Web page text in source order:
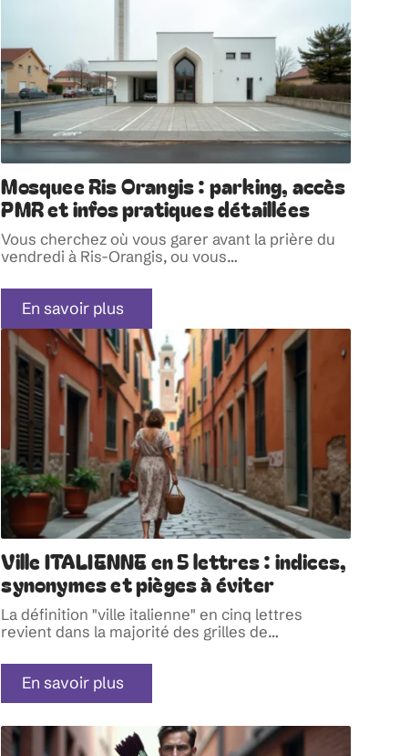
Mosquee Ris Orangis : parking, accès
PMR et infos pratiques détaillées
Vous cherchez où vous garer avant la prière du
vendredi à Ris-Orangis, ou vous…
En savoir plus
Ville ITALIENNE en 5 lettres : indices,
synonymes et pièges à éviter
La définition "ville italienne" en cinq lettres
revient dans la majorité des grilles de…
En savoir plus